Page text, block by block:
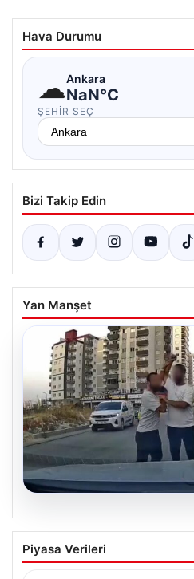
Hava Durumu
☁Ankara
NaN°C
ŞEHIR SEÇ
Bizi Takip Edin
Yan Manşet
06.08.2026
Trafikte tartıştığı
saldırdı
Piyasa Verileri